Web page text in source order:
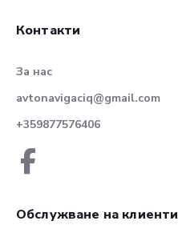
Контакти
За нас
avtonavigaciq@gmail.com
+359877576406
Обслужване на клиенти